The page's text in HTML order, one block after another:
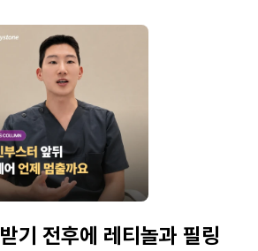
기 전후에 레티놀과 필링